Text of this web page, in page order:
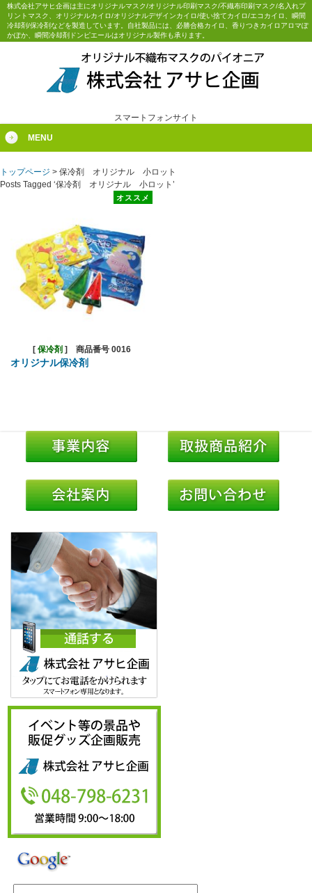
株式会社アサヒ企画は主にオリジナルマスク/オリジナル印刷マスク/不織布印刷マスク/名入れプ
リントマスク、オリジナルカイロ/オリジナルデザインカイロ/使い捨てカイロ/エコカイロ、瞬間
冷却剤/保冷剤などを製造しています。自社製品には、必勝合格カイロ、香りつきカイロアロマぽ
かぽか、瞬間冷却剤ドンピエールはオリジナル製作も承ります。
スマートフォンサイト
MENU
トップページ > 保冷剤 オリジナル 小ロット
Posts Tagged ‘保冷剤 オリジナル 小ロット’
オススメ
[ 保冷剤 ] 商品番号 0016
オリジナル保冷剤